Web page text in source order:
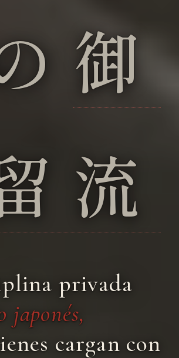
御
流
privada
japonés,
cargan con